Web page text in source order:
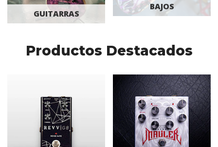
GUITARRAS
BAJOS
Productos Destacados